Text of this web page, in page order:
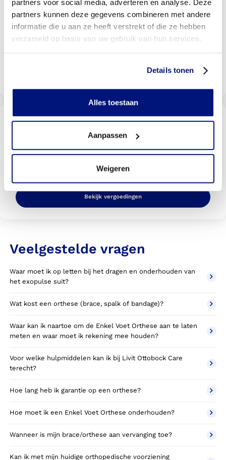
partners voor social media, adverteren en analyse. Deze
partners kunnen deze gegevens combineren met andere
informatie die u aan ze heeft verstrekt of die ze hebben
verzameld op basis van uw gebruik van hun services.
Details tonen
Alles toestaan
Aanpassen
Weigeren
braces locatie bij u in de buurt
Met meer dan 140 locaties vindt u altijd een locatie bij
u in de buurt
Wordt uw behandeling door uw
verzekering vergoed?
wordt
Bekijk vergoedingen
Veelgestelde vragen
Waar moet ik op letten bij het dragen en onderhouden van
het exopulse suit?
Wat kost een orthese (brace, spalk of bandage)?
Waar kan ik naartoe om de Enkel Voet Orthese aan te laten
meten en waar moet ik rekening mee houden?
Voor welke hulpmiddelen kan ik bij Livit Ottobock Care
terecht?
Hoe lang heb ik garantie op een orthese?
Hoe moet ik een Enkel Voet Orthese onderhouden?
Wanneer is mijn brace/orthese aan vervanging toe?
Kan ik met mijn huidige orthopedische voorziening